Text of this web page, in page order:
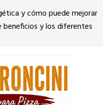
y cómo puede mejorar
y los diferentes